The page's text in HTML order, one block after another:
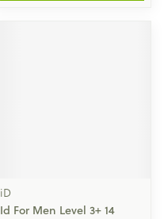
iD
Id For Men Level 3+ 14